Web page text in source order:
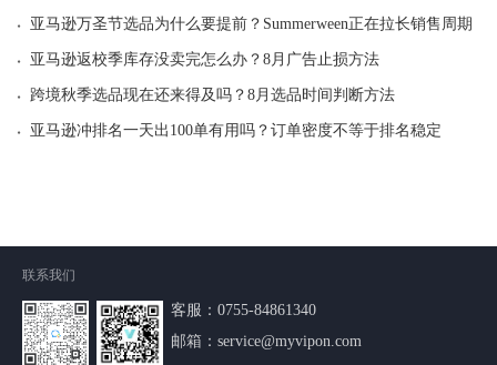
· 亚马逊万圣节选品为什么要提前？Summerween正在拉长销售周期
· 亚马逊返校季库存没卖完怎么办？8月广告止损方法
· 跨境秋季选品现在还来得及吗？8月选品时间判断方法
· 亚马逊冲排名一天出100单有用吗？订单密度不等于排名稳定
联系我们
客服：0755-84861340
邮箱：service@myvipon.com